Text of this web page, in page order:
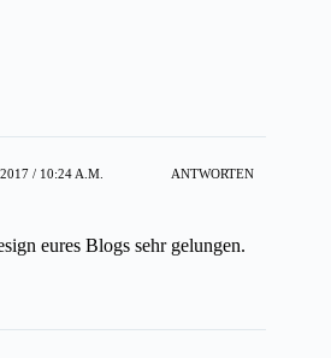
/ 10:24 A.M. ANTWORTEN
eures Blogs sehr gelungen.